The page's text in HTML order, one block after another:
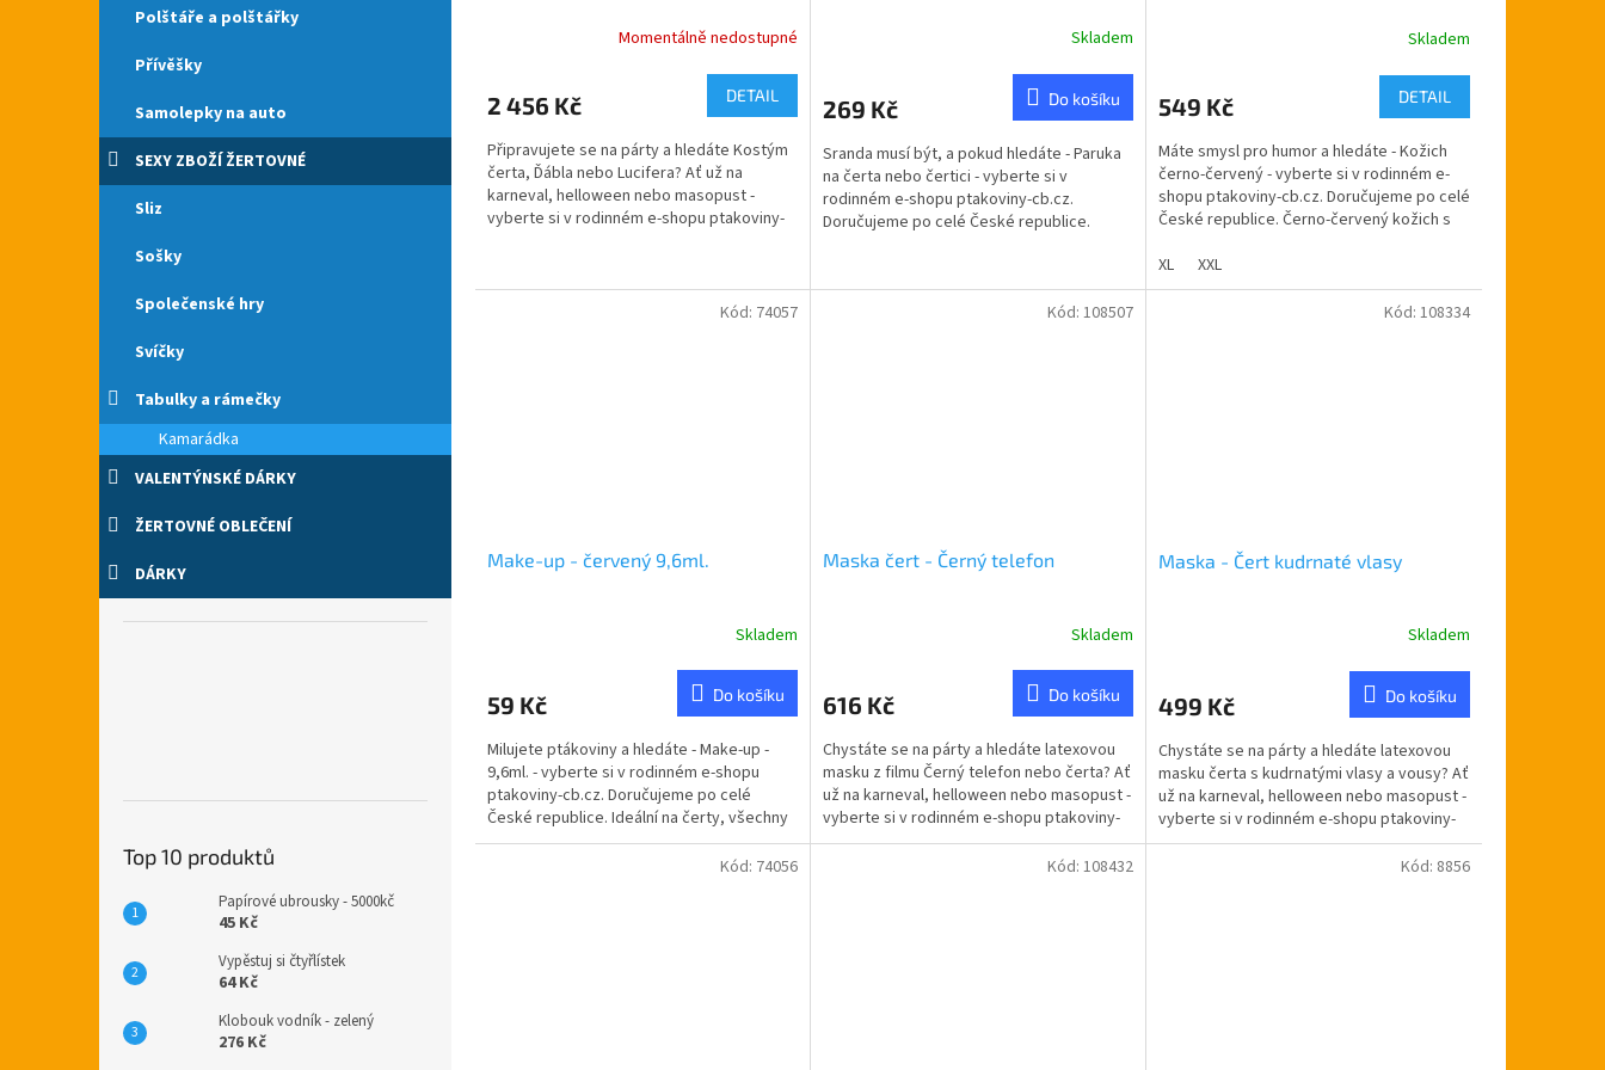
Polštáře a polštářky
Přívěšky
Samolepky na auto
SEXY ZBOŽÍ ŽERTOVNÉ
Sliz
Sošky
Společenské hry
Svíčky
Tabulky a rámečky
Kamarádka
VALENTÝNSKÉ DÁRKY
ŽERTOVNÉ OBLEČENÍ
DÁRKY
Top 10 produktů
Papírové ubrousky - 5000kč
45 Kč
Vypěstuj si čtyřlístek
64 Kč
Klobouk vodník - zelený
276 Kč
Momentálně nedostupné
2 456 Kč DETAIL
Připravujete se na párty a hledáte Kostým
čerta, Ďábla nebo Lucifera? Ať už na
karneval, helloween nebo masopust -
vyberte si v rodinném e-shopu ptakoviny-
je
z
5
hvězdiček.
Skladem
269 Kč Do košíku
Sranda musí být, a pokud hledáte - Paruka
na čerta nebo čertici - vyberte si v
rodinném e-shopu ptakoviny-cb.cz.
Doručujeme po celé České republice.
Skladem
549 Kč DETAIL
Máte smysl pro humor a hledáte - Kožich
černo-červený - vyberte si v rodinném e-
shopu ptakoviny-cb.cz. Doručujeme po celé
České republice. Černo-červený kožich s
XL
XXL
Make-up - červený 9,6ml.
Skladem
59 Kč Do košíku
Milujete ptákoviny a hledáte - Make-up -
9,6ml. - vyberte si v rodinném e-shopu
ptakoviny-cb.cz. Doručujeme po celé
České republice. Ideální na čerty, všechny
druhy karnevalů...
Kód: 74057
Maska čert - Černý telefon
Skladem
616 Kč Do košíku
Chystáte se na párty a hledáte latexovou
masku z filmu Černý telefon nebo čerta? Ať
už na karneval, helloween nebo masopust -
vyberte si v rodinném e-shopu ptakoviny-
cb.cz....
Kód: 108507
Maska - Čert kudrnaté vlasy
je
z
5
hvězdiček.
Skladem
499 Kč Do košíku
Chystáte se na párty a hledáte latexovou
masku čerta s kudrnatými vlasy a vousy? Ať
už na karneval, helloween nebo masopust -
vyberte si v rodinném e-shopu ptakoviny-
cb.cz....
Kód: 108334
Kód: 74056 Kód: 108432 Kód: 8856